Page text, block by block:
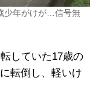
少年がけが…信号無
していた17歳の
転倒し、軽いけ